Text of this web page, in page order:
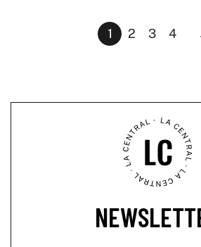
1 2 3 4